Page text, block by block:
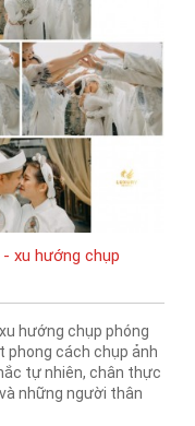
xu hướng chụp
hướng chụp phóng
phong cách chụp ảnh
tự nhiên, chân thực
những người thân